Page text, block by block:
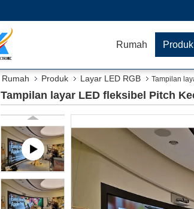
Rumah Produk
Rumah Produk Layar LED RGB Tampilan
Tampilan layar LED fleksibel Pitch